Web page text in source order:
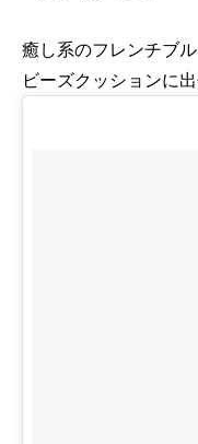
癒し系のフレンチブ
ビーズクッションに